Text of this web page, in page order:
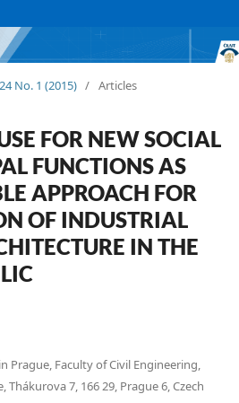
No. 1 (2015) / Articles
FOR NEW SOCIAL
FUNCTIONS AS
APPROACH FOR
OF INDUSTRIAL
IN THE
Prague, Faculty of Civil Engineering,
7, 166 29, Prague 6, Czech